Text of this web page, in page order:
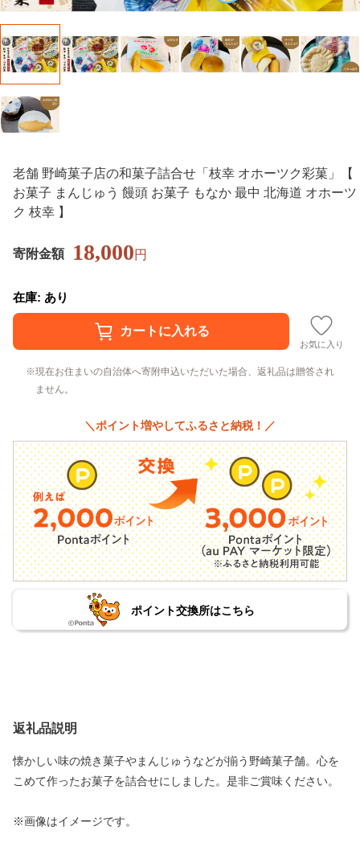
老舗 野崎菓子店の和菓子詰合せ「枝幸 オホーツク彩菓」【
お菓子 まんじゅう 饅頭 お菓子 もなか 最中 北海道 オホーツ
ク 枝幸 】
寄附金額 18,000円
在庫: あり
お気に入り
現在お住まいの自治体へ寄附申込いただいた場合、返礼品は贈答され
ません。
＼ポイント増やしてふるさと納税！／
ポイント交換所はこちら
返礼品説明
懐かしい味の焼き菓子やまんじゅうなどが揃う野崎菓子舗。心を
こめて作ったお菓子を詰合せにしました。是非ご賞味ください。
※画像はイメージです。